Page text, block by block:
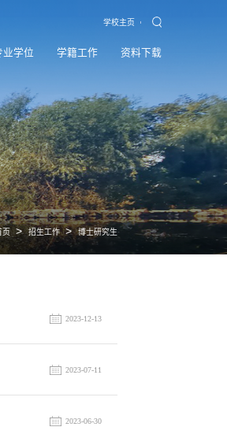
学校主页
业学位 学籍工作 资料下载
页 > 招生工作 > 博士研究生
2023-12-13
2023-07-11
2023-06-30